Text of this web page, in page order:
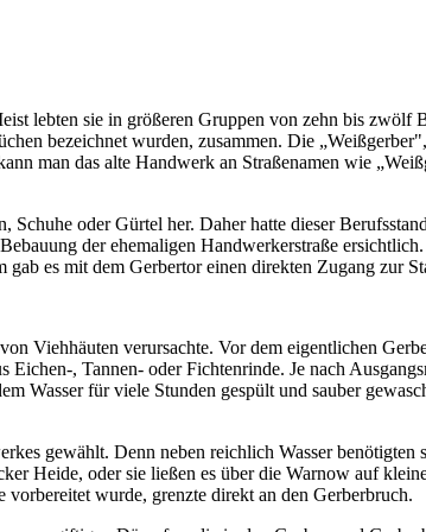
lebten sie in größeren Gruppen von zehn bis zwölf
bezeichnet wurden, zusammen. Die
man das alte Handwerk an Straßenamen wie
oder Gürtel her. Daher hatte dieser
der ehemaligen Handwerkerstraße
es mit dem Gerbertor einen direkten Zugang zur
Viehhäuten verursachte. Vor dem eigentlichen
, Tannen- oder Fichtenrinde. Je nach
Wasser für viele Stunden gespült und sauber
gewählt. Denn neben reichlich Wasser benötigten
Heide, oder sie ließen es über die Warnow auf
wurde, grenzte direkt an den Gerberbruch.